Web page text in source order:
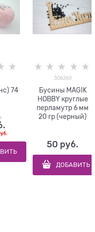
74
306260
Бусины MAGIK
HOBBY круглые
перламутр 6 мм
20 гр (черный)
50 руб.
ДОБАВИТЬ